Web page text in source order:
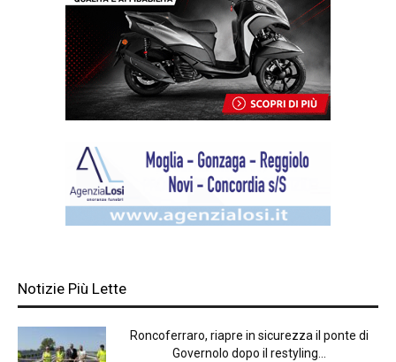
Notizie Più Lette
Roncoferraro, riapre in sicurezza il ponte di
Governolo dopo il restyling...